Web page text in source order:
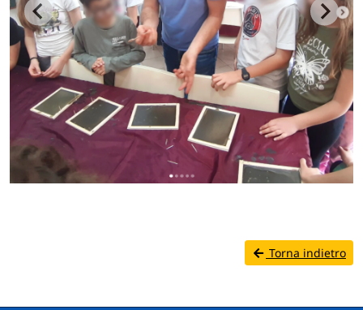
Torna indietro